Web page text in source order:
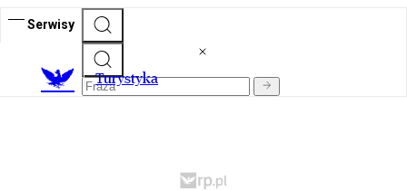
Serwisy
Turystyka